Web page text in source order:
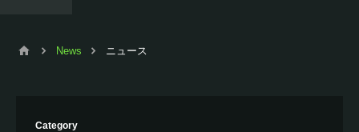
News ニュース
Category